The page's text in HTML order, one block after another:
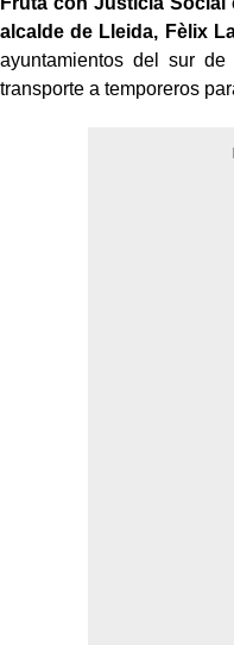
alcalde de Lleida, Fèlix
ayuntamientos del sur
transporte a temporeros